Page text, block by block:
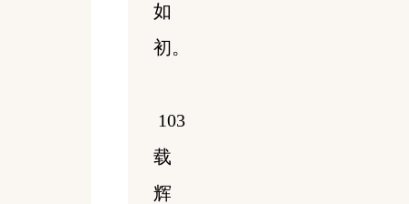
如
初。
103
载
辉